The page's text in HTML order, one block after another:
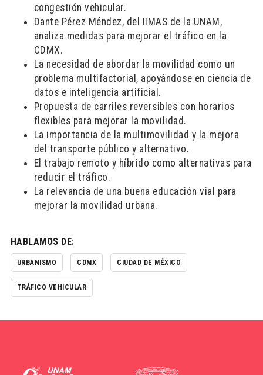
congestión vehicular.
Dante Pérez Méndez, del IIMAS de la UNAM,
analiza medidas para mejorar el tráfico en la
CDMX.
La necesidad de abordar la movilidad como un
problema multifactorial, apoyándose en ciencia de
datos e inteligencia artificial.
Propuesta de carriles reversibles con horarios
flexibles para mejorar la movilidad.
La importancia de la multimovilidad y la mejora
del transporte público y alternativo.
El trabajo remoto y híbrido como alternativas para
reducir el tráfico.
La relevancia de una buena educación vial para
mejorar la movilidad urbana.
HABLAMOS DE:
URBANISMO CDMX CIUDAD DE MÉXICO
TRÁFICO VEHICULAR